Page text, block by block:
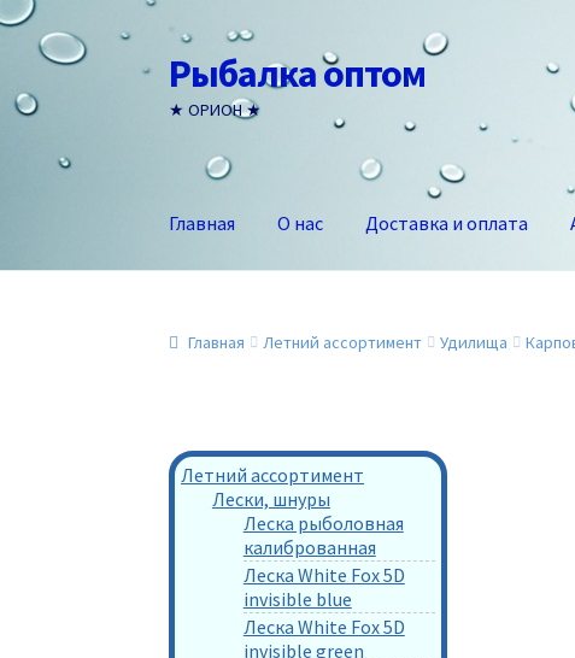
Перейти
к
навигации
Перейти
к
содержимому
Рыбалка оптом
★ ОРИОН ★
Главная О нас Доставка и оплата
Главная Летний ассортимент Удилища
Летний ассортимент
Лески, шнуры
Леска рыболовная
калиброванная
Леска White Fox 5D
invisible blue
Леска White Fox 5D
invisible green